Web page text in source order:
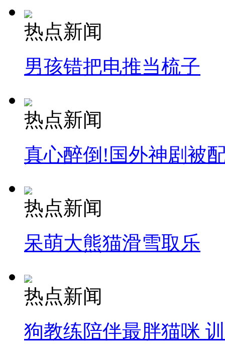
热点新闻
男孩错把电推当梳子
热点新闻
真心醉倒!国外神剧被
热点新闻
呆萌大熊猫滑雪取乐
热点新闻
狗教练陪伴最胖猫咪